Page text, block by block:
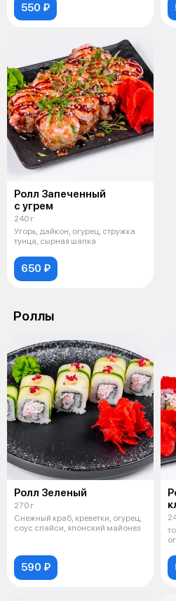
550 ₽
Ролл Запеченный
с угрем
240 г
Угорь, дайкон, огурец, стружка
тунца, сырная шапка
650 ₽
Роллы
Ролл Зеленый
270 г
Снежный краб, креветки, огурец,
соус спайси, японский майонез
590 ₽